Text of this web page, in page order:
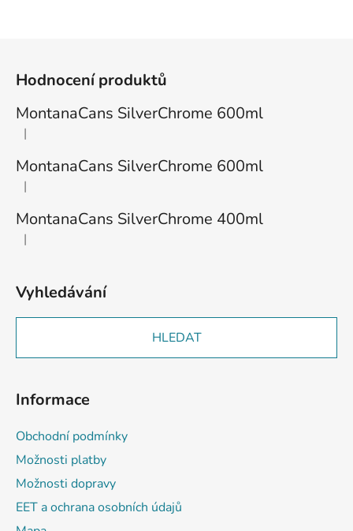
Hodnocení produktů
MontanaCans SilverChrome 600ml
Hodnocení produktu je 1 z 5 hvězdiček.
|
MontanaCans SilverChrome 600ml
Hodnocení produktu je 3 z 5 hvězdiček.
|
MontanaCans SilverChrome 400ml
Hodnocení produktu je 2 z 5 hvězdiček.
|
Vyhledávání
HLEDAT
Informace
Obchodní podmínky
Možnosti platby
Možnosti dopravy
EET a ochrana osobních údajů